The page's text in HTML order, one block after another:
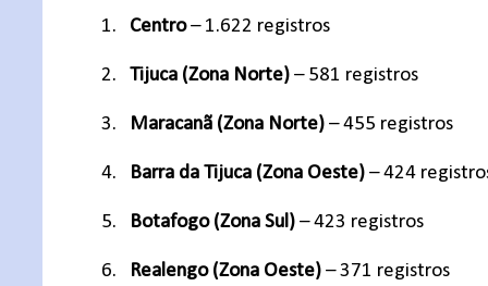
1. Centro– 1.622 registros
2. Tijuca (Zona Norte) – 581 registros
3. Maracanã (Zona Norte) – 455 registros
4. Barra da Tijuca (Zona Oeste) – 424
5. Botafogo (Zona Sul) – 423 registros
6. Realengo (Zona Oeste) – 371 registros